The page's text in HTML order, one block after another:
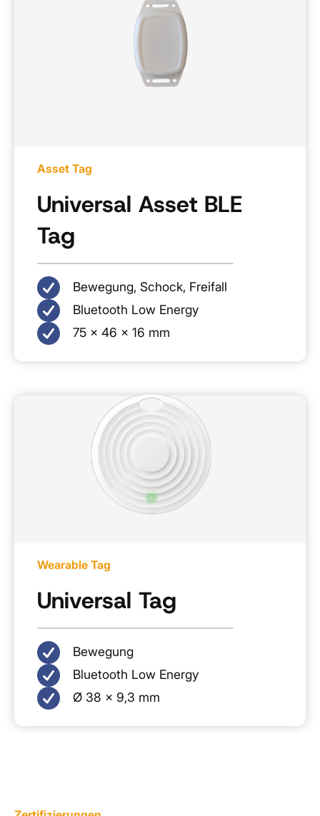
Asset Tag
Universal Asset BLE
Tag
Bewegung, Schock, Freifall
Bluetooth Low Energy
75 × 46 × 16 mm
Wearable Tag
Universal Tag
Bewegung
Bluetooth Low Energy
Ø 38 × 9,3 mm